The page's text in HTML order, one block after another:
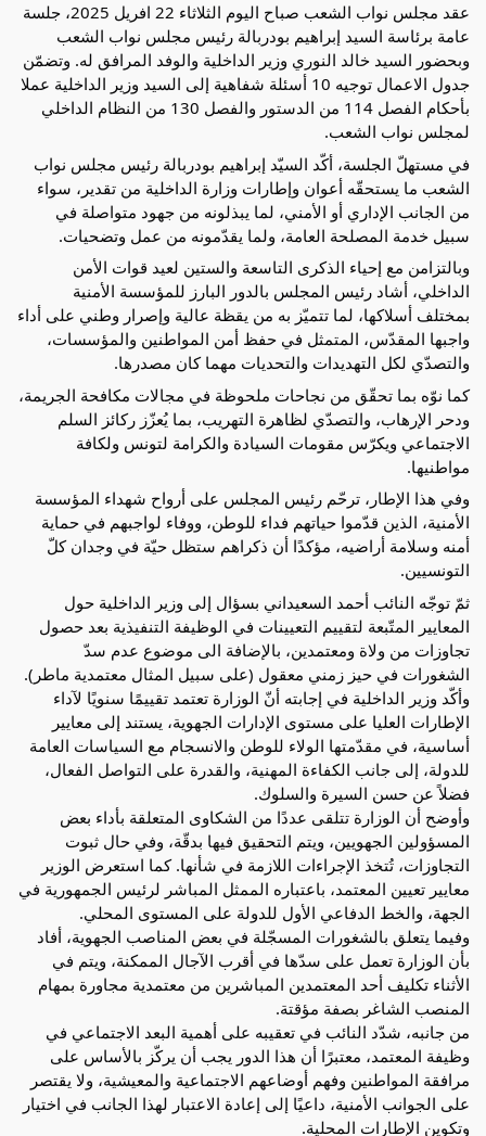
عقد مجلس نواب الشعب صباح اليوم الثلاثاء 22 افريل 2025، جلسة
عامة برئاسة السيد إبراهيم بودربالة رئيس مجلس نواب الشعب
وبحضور السيد خالد النوري وزير الداخلية والوفد المرافق له. وتضمّن
جدول الاعمال توجيه 10 أسئلة شفاهية إلى السيد وزير الداخلية عملا
بأحكام الفصل 114 من الدستور والفصل 130 من النظام الداخلي
لمجلس نواب الشعب.
في مستهلّ الجلسة، أكّد السيّد إبراهيم بودربالة رئيس مجلس نواب
الشعب ما يستحقّه أعوان وإطارات وزارة الداخلية من تقدير، سواء
من الجانب الإداري أو الأمني، لما يبذلونه من جهود متواصلة في
سبيل خدمة المصلحة العامة، ولما يقدّمونه من عمل وتضحيات.
وبالتزامن مع إحياء الذكرى التاسعة والستين لعيد قوات الأمن
الداخلي، أشاد رئيس المجلس بالدور البارز للمؤسسة الأمنية
بمختلف أسلاكها، لما تتميّز به من يقظة عالية وإصرار وطني على أداء
واجبها المقدّس، المتمثل في حفظ أمن المواطنين والمؤسسات،
والتصدّي لكل التهديدات والتحديات مهما كان مصدرها.
كما نوّه بما تحقّق من نجاحات ملحوظة في مجالات مكافحة الجريمة،
ودحر الإرهاب، والتصدّي لظاهرة التهريب، بما يُعزّز ركائز السلم
الاجتماعي ويكرّس مقومات السيادة والكرامة لتونس ولكافة
مواطنيها.
وفي هذا الإطار، ترحّم رئيس المجلس على أرواح شهداء المؤسسة
الأمنية، الذين قدّموا حياتهم فداء للوطن، ووفاء لواجبهم في حماية
أمنه وسلامة أراضيه، مؤكدًا أن ذكراهم ستظل حيّة في وجدان كلّ
التونسيين.
ثمّ توجّه النائب أحمد السعيداني بسؤال إلى وزير الداخلية حول
المعايير المتّبعة لتقييم التعيينات في الوظيفة التنفيذية بعد حصول
تجاوزات من ولاة ومعتمدين، بالإضافة الى موضوع عدم سدّ
الشغورات في حيز زمني معقول (على سبيل المثال معتمدية ماطر).
وأكّد وزير الداخلية في إجابته أنّ الوزارة تعتمد تقييمًا سنويًا لآداء
الإطارات العليا على مستوى الإدارات الجهوية، يستند إلى معايير
أساسية، في مقدّمتها الولاء للوطن والانسجام مع السياسات العامة
للدولة، إلى جانب الكفاءة المهنية، والقدرة على التواصل الفعال،
فضلاً عن حسن السيرة والسلوك.
وأوضح أن الوزارة تتلقى عددًا من الشكاوى المتعلقة بأداء بعض
المسؤولين الجهويين، ويتم التحقيق فيها بدقّة، وفي حال ثبوت
التجاوزات، تُتخذ الإجراءات اللازمة في شأنها. كما استعرض الوزير
معايير تعيين المعتمد، باعتباره الممثل المباشر لرئيس الجمهورية في
الجهة، والخط الدفاعي الأول للدولة على المستوى المحلي.
وفيما يتعلق بالشغورات المسجّلة في بعض المناصب الجهوية، أفاد
بأن الوزارة تعمل على سدّها في أقرب الآجال الممكنة، ويتم في
الأثناء تكليف أحد المعتمدين المباشرين من معتمدية مجاورة بمهام
المنصب الشاغر بصفة مؤقتة.
من جانبه، شدّد النائب في تعقيبه على أهمية البعد الاجتماعي في
وظيفة المعتمد، معتبرًا أن هذا الدور يجب أن يركّز بالأساس على
مرافقة المواطنين وفهم أوضاعهم الاجتماعية والمعيشية، ولا يقتصر
على الجوانب الأمنية، داعيًا إلى إعادة الاعتبار لهذا الجانب في اختيار
وتكوين الإطارات المحلية.